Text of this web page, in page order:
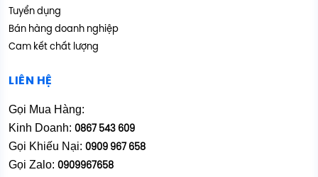
Tuyển dụng
Bán hàng doanh nghiệp
Cam kết chất lượng
LIÊN HỆ
Gọi Mua Hàng:
Kinh Doanh: 0867 543 609
Gọi Khiếu Nại: 0909 967 658
Gọi Zalo: 0909967658